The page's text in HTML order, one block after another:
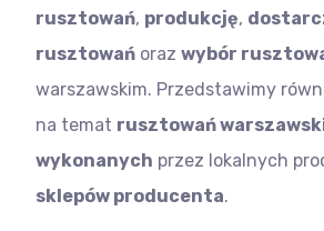
rusztowań, produkcję,
rusztowań oraz wybór
warszawskim. Przedstawimy
na temat rusztowań
wykonanych przez lokalnych
sklepów producenta.